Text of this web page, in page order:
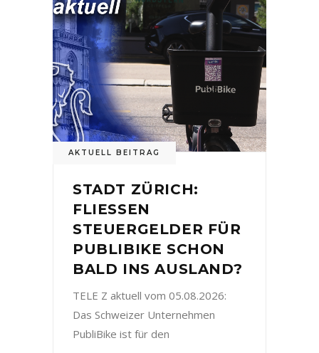
AKTUELL BEITRAG
STADT ZÜRICH:
FLIESSEN
STEUERGELDER FÜR
PUBLIBIKE SCHON
BALD INS AUSLAND?
TELE Z aktuell vom 05.08.2026:
Das Schweizer Unternehmen
PubliBike ist für den